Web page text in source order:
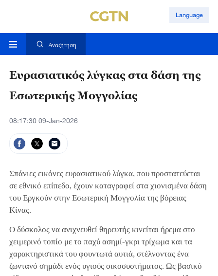
Language
Αναζήτηση
Ευρασιατικός λύγκας στα δάση της
Εσωτερικής Μογγολίας
08:17:30 09-Jan-2026
Σπάνιες εικόνες ευρασιατικού λύγκα, που προστατεύεται
σε εθνικό επίπεδο, έχουν καταγραφεί στα χιονισμένα δάση
του Εργκούν στην Εσωτερική Μογγολία της βόρειας
Κίνας.
Ο δύσκολος να ανιχνευθεί θηρευτής κινείται ήρεμα στο
χειμερινό τοπίο με το παχύ ασημί-γκρι τρίχωμα και τα
χαρακτηριστικά του φουντωτά αυτιά, στέλνοντας ένα
ζωντανό σημάδι ενός υγιούς οικοσυστήματος. Ως βασικό